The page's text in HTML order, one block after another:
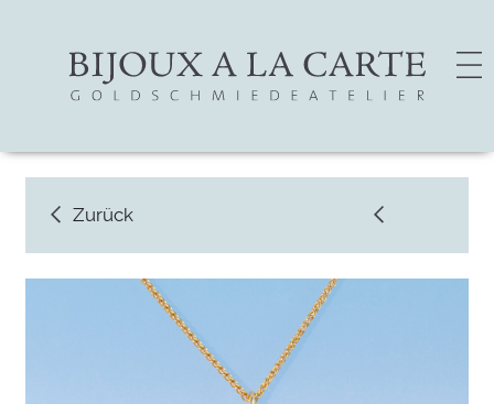
Zurück